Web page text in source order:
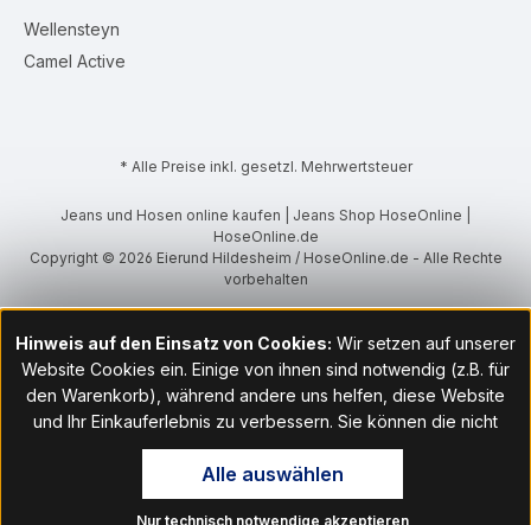
Wellensteyn
Camel Active
* Alle Preise inkl. gesetzl. Mehrwertsteuer
Jeans und Hosen online kaufen | Jeans Shop HoseOnline |
HoseOnline.de
Copyright © 2026 Eierund Hildesheim / HoseOnline.de - Alle Rechte
vorbehalten
Hinweis auf den Einsatz von Cookies: Wir setzen auf unserer
Website Cookies ein. Einige von ihnen sind notwendig (z.B. für
den Warenkorb), während andere uns helfen, diese Website
und Ihr Einkauferlebnis zu verbessern. Sie können die nicht
notwendigen Cookies mit Klick auf „OK“ akzeptieren oder per
Klick auf "Nur technisch notwendige akzeptieren" ablehnen. Den
Zugang zu den Cookie-Einstellungen finden Sie im Fußbereich
Nur technisch notwendige akzeptieren
Alle auswählen